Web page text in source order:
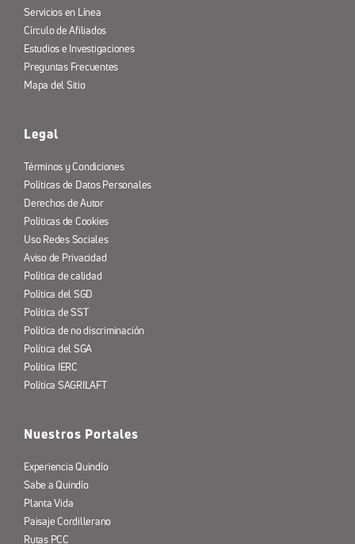
Servicios en Línea
Círculo de Afiliados
Estudios e Investigaciones
Preguntas Frecuentes
Mapa del Sitio
Legal
Términos y Condiciones
Políticas de Datos Personales
Derechos de Autor
Políticas de Cookies
Uso Redes Sociales
Aviso de Privacidad
Política de calidad
Política del SGD
Política de SST
Política de no discriminación
Política del SGA
Política IERC
Política SAGRILAFT
Nuestros Portales
Experiencia Quindío
Sabe a Quindío
Planta Vida
Paisaje Cordillerano
Rutas PCC